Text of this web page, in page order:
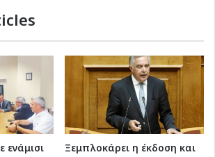
ενάμισι
Ξεμπλοκάρει η έκδοση και